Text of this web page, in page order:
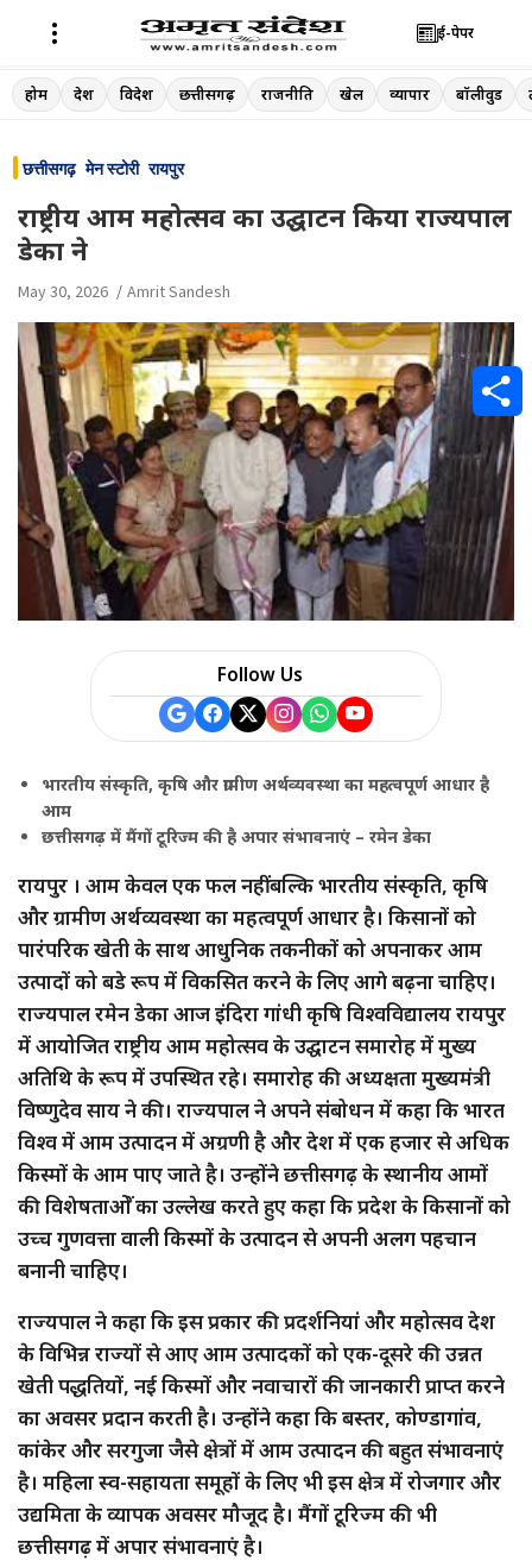
Skip
to
ई-पेपर
होम देश विदेश छत्तीसगढ़ राजनीति खेल व्यापार बॉलीवुड
छत्तीसगढ़ मेन स्टोरी रायपुर
राष्ट्रीय आम महोत्सव का उद्घाटन किया राज्यपाल
डेका ने
May 30, 2026 Amrit Sandesh
Follow Us
भारतीय संस्कृति, कृषि और ग्रामीण अर्थव्यवस्था का महत्वपूर्ण आधार है
आम
छत्तीसगढ़ में मैंगों टूरिज्म की है अपार संभावनाएं – रमेन डेका
रायपुर । आम केवल एक फल नहीं बल्कि भारतीय संस्कृति, कृषि
और ग्रामीण अर्थव्यवस्था का महत्वपूर्ण आधार है। किसानों को
पारंपरिक खेती के साथ आधुनिक तकनीकों को अपनाकर आम
उत्पादों को बडे रूप में विकसित करने के लिए आगे बढ़ना चाहिए।
राज्यपाल रमेन डेका आज इंदिरा गांधी कृषि विश्वविद्यालय रायपुर
में आयोजित राष्ट्रीय आम महोत्सव के उद्घाटन समारोह में मुख्य
अतिथि के रूप में उपस्थित रहे। समारोह की अध्यक्षता मुख्यमंत्री
विष्णुदेव साय ने की। राज्यपाल ने अपने संबोधन में कहा कि भारत
विश्व में आम उत्पादन में अग्रणी है और देश में एक हजार से अधिक
किस्मों के आम पाए जाते है। उन्होंने छत्तीसगढ़ के स्थानीय आमों
की विशेषताओें का उल्लेख करते हुए कहा कि प्रदेश के किसानों को
उच्च गुणवत्ता वाली किस्मों के उत्पादन से अपनी अलग पहचान
बनानी चाहिए।
राज्यपाल ने कहा कि इस प्रकार की प्रदर्शनियां और महोत्सव देश
के विभिन्न राज्यों से आए आम उत्पादकों को एक-दूसरे की उन्नत
खेती पद्धतियों, नई किस्मों और नवाचारों की जानकारी प्राप्त करने
का अवसर प्रदान करती है। उन्होंने कहा कि बस्तर, कोण्डागांव,
कांकेर और सरगुजा जैसे क्षेत्रों में आम उत्पादन की बहुत संभावनाएं
है। महिला स्व-सहायता समूहों के लिए भी इस क्षेत्र में रोजगार और
उद्यमिता के व्यापक अवसर मौजूद है। मैंगों टूरिज्म की भी
छत्तीसगढ़ में अपार संभावनाएं है।
S
a